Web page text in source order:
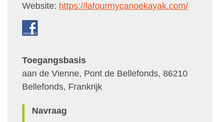
Website: https://lafourmycanoekayak.com/
Toegangsbasis
aan de Vienne, Pont de Bellefonds, 86210
Bellefonds, Frankrijk
Navraag